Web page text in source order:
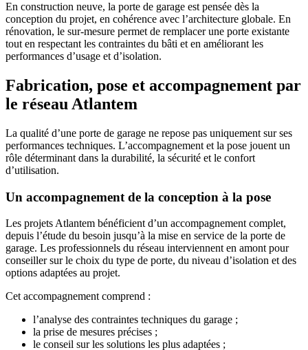
En construction neuve, la porte de garage est pensée dès la
conception du projet, en cohérence avec l’architecture globale. En
rénovation, le sur-mesure permet de remplacer une porte existante
tout en respectant les contraintes du bâti et en améliorant les
performances d’usage et d’isolation.
Fabrication, pose et accompagnement par
le réseau Atlantem
La qualité d’une porte de garage ne repose pas uniquement sur ses
performances techniques. L’accompagnement et la pose jouent un
rôle déterminant dans la durabilité, la sécurité et le confort
d’utilisation.
Un accompagnement de la conception à la pose
Les projets Atlantem bénéficient d’un accompagnement complet,
depuis l’étude du besoin jusqu’à la mise en service de la porte de
garage. Les professionnels du réseau interviennent en amont pour
conseiller sur le choix du type de porte, du niveau d’isolation et des
options adaptées au projet.
Cet accompagnement comprend :
l’analyse des contraintes techniques du garage ;
la prise de mesures précises ;
le conseil sur les solutions les plus adaptées ;